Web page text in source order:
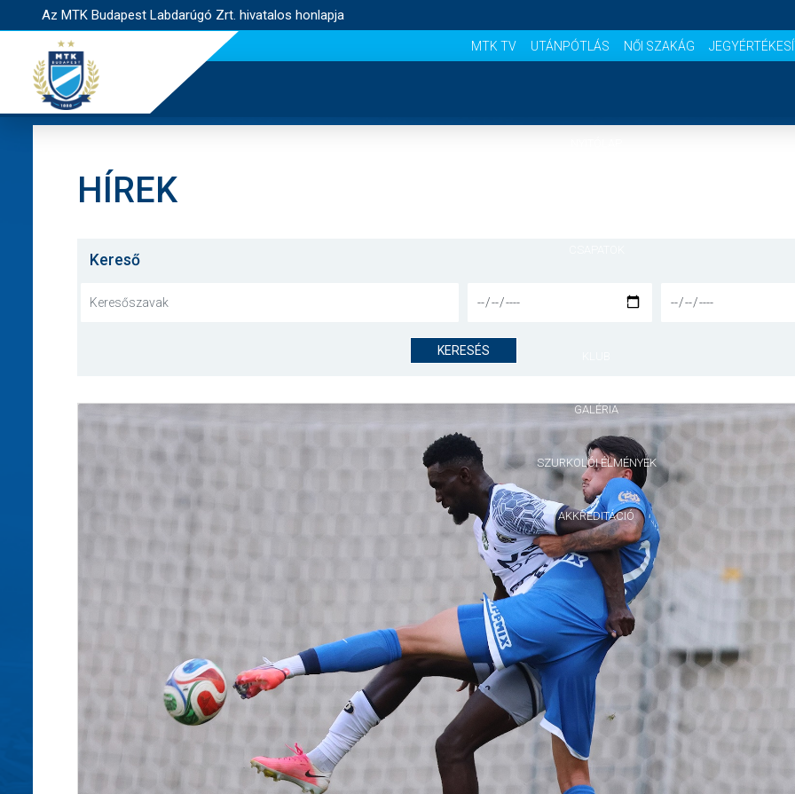
Az MTK Budapest Labdarúgó Zrt. hivatalos honlapja
MTK TV UTÁNPÓTLÁS NŐI SZAKÁG
MÉRKŐZÉSEK
GALÉRIA
SZURKOLÓI ÉLMÉNYEK
AKKREDITÁCIÓ
HÍREK
Kereső
KERESÉS